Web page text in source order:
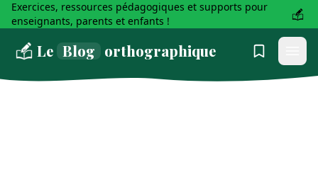
Exercices, ressources pédagogiques et supports pour
enseignants, parents et enfants !
Le Blog orthographique